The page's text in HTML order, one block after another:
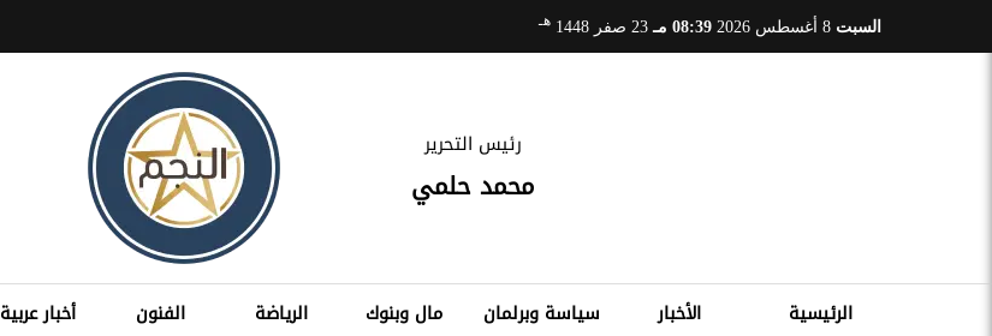
السبت 08:39 مـ 23 صفر 1448 هـ
رئيس التحرير
محمد حلمي
الرئيسية الأخبار سياسة وبرلمان مال وبنوك الرياضة الفنون أخبار عربية